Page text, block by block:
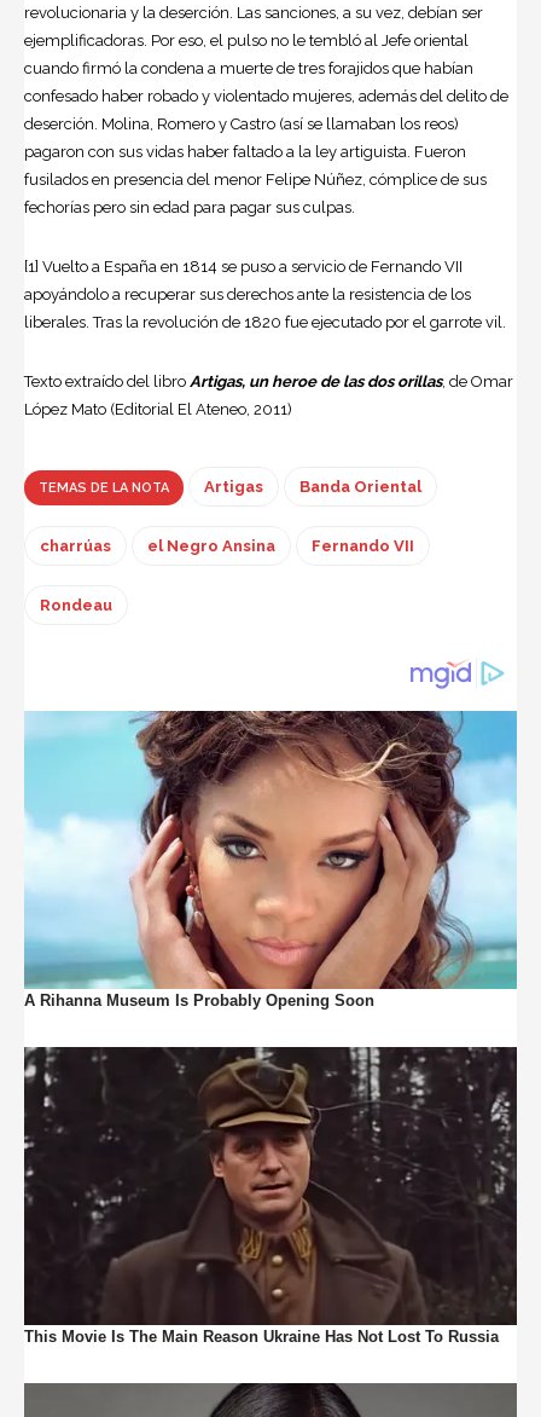
revolucionaria y la deserción. Las sanciones, a su vez, debían ser
ejemplificadoras. Por eso, el pulso no le tembló al Jefe oriental
cuando firmó la condena a muerte de tres forajidos que habían
confesado haber robado y violentado mujeres, además del delito de
deserción. Molina, Romero y Castro (así se llamaban los reos)
pagaron con sus vidas haber faltado a la ley artiguista. Fueron
fusilados en presencia del menor Felipe Núñez, cómplice de sus
fechorías pero sin edad para pagar sus culpas.
[1] Vuelto a España en 1814 se puso a servicio de Fernando VII
apoyándolo a recuperar sus derechos ante la resistencia de los
liberales. Tras la revolución de 1820 fue ejecutado por el garrote vil.
Texto extraído del libro Artigas, un heroe de las dos orillas, de Omar
López Mato (Editorial El Ateneo, 2011)
TEMAS DE LA NOTA Artigas Banda Oriental
charrúas el Negro Ansina Fernando VII
Rondeau